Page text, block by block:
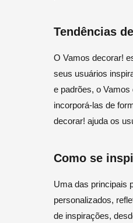
Tendências
O Vamos decorar!
seus usuários
e padrões, o
incorporá-las de
decorar! ajuda os
Como se
Uma das principais
personalizados,
de inspirações,